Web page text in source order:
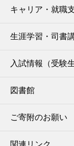
キャリア・就職
生涯学習・司書
入試情報（受験
図書館
ご寄附のお願い